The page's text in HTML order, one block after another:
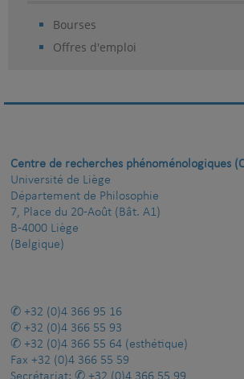
Bourses
Offres d'emploi
Centre de recherches phénoménologiques
Université de Liège
Département de Philosophie
7, Place du 20-Août (Bât. A1)
B-4000 Liège
(Belgique)
+32 (0)4 366 95 16
+32 (0)4 366 55 93
+32 (0)4 366 55 64 (esthétique)
Fax +32 (0)4 366 55 59